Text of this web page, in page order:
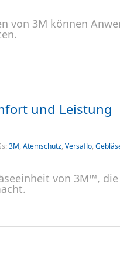
von 3M können
und Leistung
3M, Atemschutz, Versaflo,
von 3M™,